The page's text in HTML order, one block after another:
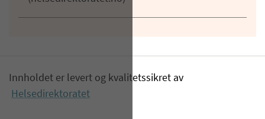
Innholdet er levert og kvalitetssikret av
Helsedirektoratet